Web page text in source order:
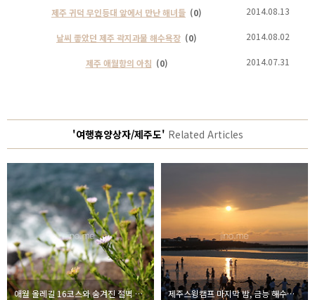
제주 귀덕 무인등대 앞에서 만난 해녀들 (0) 2014.08.13
날씨 좋았던 제주 곽지과물 해수욕장 (0) 2014.08.02
제주 애월항의 아침 (0) 2014.07.31
'여행휴양상자/제주도' Related Articles
애월 올레길 16코스와 숨겨진 절벽 경관 제주스윙캠프 마지막 밤, 금능 해수욕장 로맨틱 성공적